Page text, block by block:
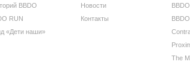
BBDO
RUN
«Дети наши»
Новости
Контакты
BBDO
The